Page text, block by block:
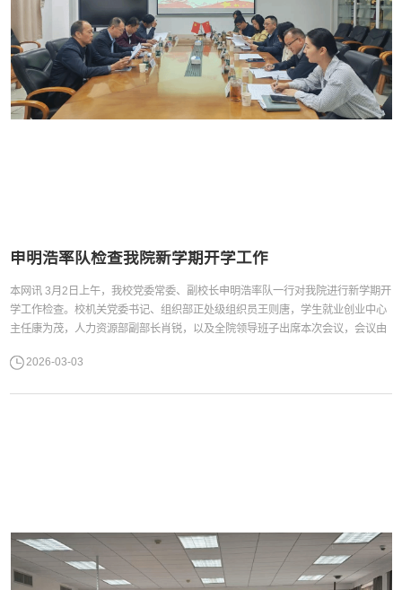
申明浩率队检查我院新学期开学工作
本网讯 3月2日上午，我校党委常委、副校长申明浩率队一行对我院进行新学期开
学工作检查。校机关党委书记、组织部正处级组织员王则唐，学生就业创业中心
主任康为茂，人力资源部副部长肖锐，以及全院领导班子出席本次会议，会议由
进行简要汇报，包括新学期教职工到岗、学生返校状况、假期工作情况等，着重
2026-03-03